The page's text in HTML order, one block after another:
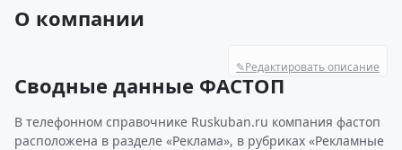
О компании
✎Редактировать описание
Сводные данные ФАСТОП
В телефонном справочнике Ruskuban.ru компания фастоп
расположена в разделе «Реклама», в рубриках «Рекламные